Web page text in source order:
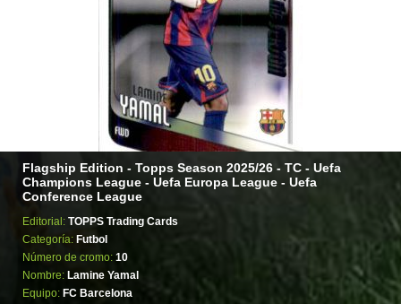
Flagship Edition - Topps Season 2025/26 - TC - Uefa
Champions League - Uefa Europa League - Uefa
Conference League
Editorial: TOPPS Trading Cards
Categoría: Futbol
Número de cromo: 10
Nombre: Lamine Yamal
Equipo: FC Barcelona